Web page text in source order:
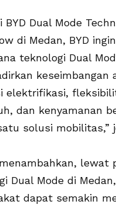
BYD Dual Mode
di Medan, BYD
teknologi Dual
keseimbangan
elektrifikasi,
dan kenyamanan
solusi mobilitas,”
lewat
Dual Mode di
dapat semakin